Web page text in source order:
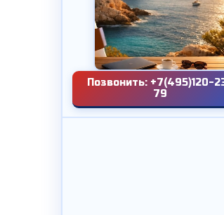
Позвонить: +7(495)120-
79